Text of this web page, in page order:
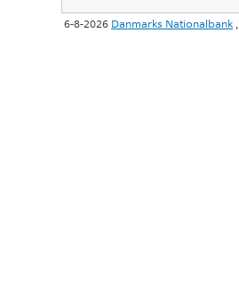
6-8-2026 Danmarks Nationalbank,